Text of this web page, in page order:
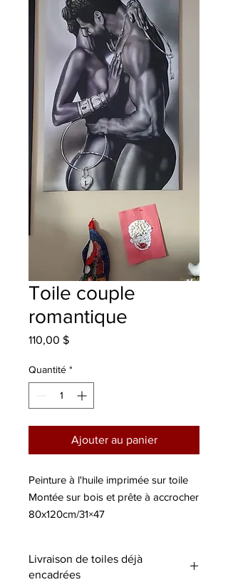
Toile couple
romantique
110,00 $Prix
Quantité *
Ajouter au panier
Peinture à l'huile imprimée sur toile
Montée sur bois et prête à accrocher
80x120cm/31×47
Livraison de toiles déjà
encadrées